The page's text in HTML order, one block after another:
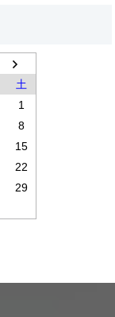
土
1
8
15
22
29